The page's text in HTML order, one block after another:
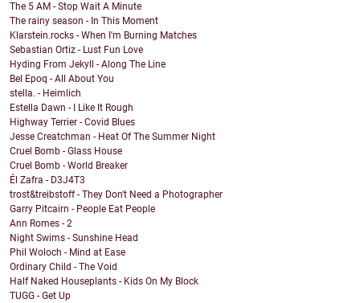
The 5 AM - Stop Wait A Minute
The rainy season - In This Moment
Klarstein.rocks - When I'm Burning Matches
Sebastian Ortiz - Lust Fun Love
Hyding From Jekyll - Along The Line
Bel Epoq - All About You
stella. - Heimlich
Estella Dawn - I Like It Rough
Highway Terrier - Covid Blues
Jesse Creatchman - Heat Of The Summer Night
Cruel Bomb - Glass House
Cruel Bomb - World Breaker
Él Zafra - D3J4T3
trost&treibstoff - They Don't Need a Photographer
Garry Pitcairn - People Eat People
Ann Romes - 2
Night Swims - Sunshine Head
Phil Woloch - Mind at Ease
Ordinary Child - The Void
Half Naked Houseplants - Kids On My Block
TUGG - Get Up